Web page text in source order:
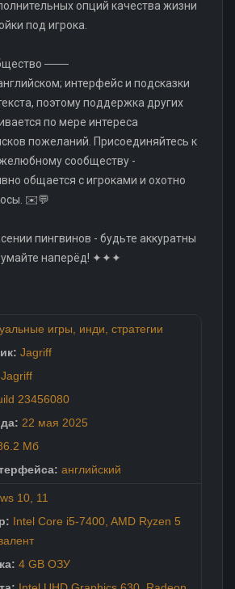
опций качества жизни
под игрока.
───
интерфейс и подсказки
поэтому поддержка других
по мере интереса
пожеланий. Присоединяйтесь к
сообществу -
общается с игроками и охотно
✉️💬
пингвинов - будьте аккуратны
наперёд! ✦✦✦
игры инди стратегии
Jagriff
Jagriff
23456080
22 мая 2025
Мб
английский
10, 11
Intel Core i5-7400, AMD Ryzen 5
4 GB ОЗУ